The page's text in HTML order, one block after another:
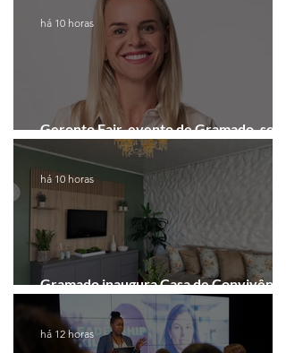
Geronto Fair, evento de Gramado, será
realizada em formato digital
há 10 horas
Gramado inaugura Casa de Convivência
dedicada às mulheres
há 10 horas
há 12 horas